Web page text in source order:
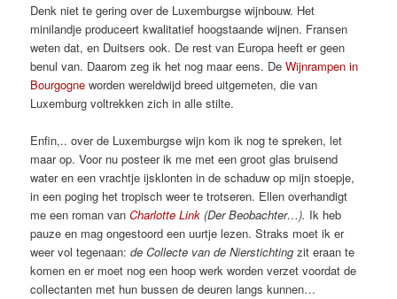
Denk niet te gering over de Luxemburgse wijnbouw. Het
minilandje produceert kwalitatief hoogstaande wijnen. Fransen
weten dat, en Duitsers ook. De rest van Europa heeft er geen
benul van. Daarom zeg ik het nog maar eens. DeWijnrampen in
Bourgogne worden wereldwijd breed uitgemeten, die van
Luxemburg voltrekken zich in alle stilte.
Enfin,.. over de Luxemburgse wijn kom ik nog te spreken, let
maar op. Voor nu posteer ik me met een groot glas bruisend
water en een vrachtje ijsklonten in de schaduw op mijn stoepje,
in een poging het tropisch weer te trotseren. Ellen overhandigt
me een roman vanCharlotte Link(Der Beobachter…). Ik heb
pauze en mag ongestoord een uurtje lezen. Straks moet ik er
weer vol tegenaan:de Collecte van de Nierstichting zit eraan te
komen en er moet nog een hoop werk worden verzet voordat de
collectanten met hun bussen de deuren langs kunnen…